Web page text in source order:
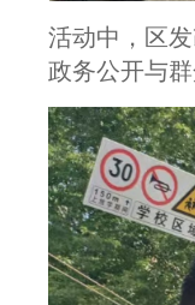
活动中，区
政务公开与群